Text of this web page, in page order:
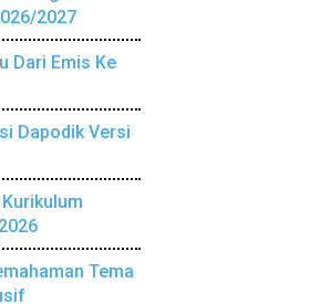
2027
Dari Emis Ke
Dapodik Versi
Tema